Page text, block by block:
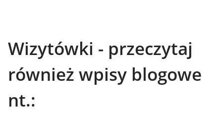
Wizytówki - przeczytaj
również wpisy blogowe
nt.: